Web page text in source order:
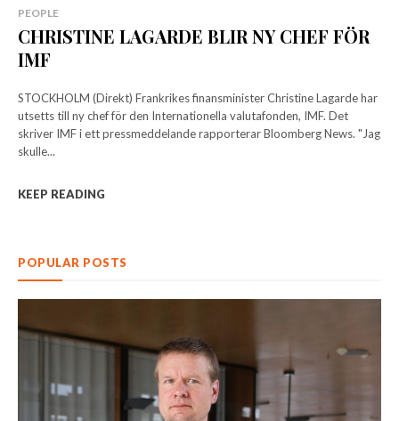
PEOPLE
CHRISTINE LAGARDE BLIR NY CHEF FÖR
IMF
STOCKHOLM (Direkt) Frankrikes finansminister Christine Lagarde har
utsetts till ny chef för den Internationella valutafonden, IMF. Det
skriver IMF i ett pressmeddelande rapporterar Bloomberg News. "Jag
skulle...
KEEP READING
POPULAR POSTS